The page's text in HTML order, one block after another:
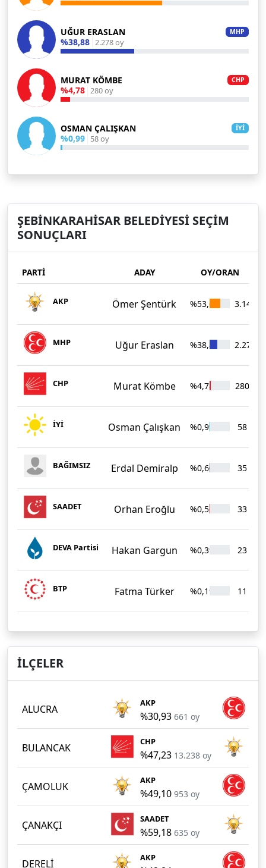
UĞUR ERASLAN MHP
%38,88 2.278 oy
MURAT KÖMBE CHP
%4,78 280 oy
OSMAN ÇALIŞKAN İYİ
%0,99 58 oy
ŞEBİNKARAHİSAR BELEDİYESİ SEÇİM
SONUÇLARI
PARTİ ADAY OY/ORAN
AKP Ömer Şentürk %53,61 3.141
MHP Uğur Eraslan %38,88 2.278
CHP Murat Kömbe %4,78 280
İYİ Osman Çalışkan %0,99 58
BAĞIMSIZ Erdal Demiralp %0,60 35
SAADET Orhan Eroğlu %0,56 33
DEVA Partisi Hakan Gargun %0,39 23
BTP Fatma Türker %0,19 11
İLÇELER
ALUCRA AKP
%30,93 661 oy
BULANCAK CHP
%47,23 13.238 oy
ÇAMOLUK AKP
%49,10 953 oy
ÇANAKÇI SAADET
%59,18 635 oy
DERELİ AKP